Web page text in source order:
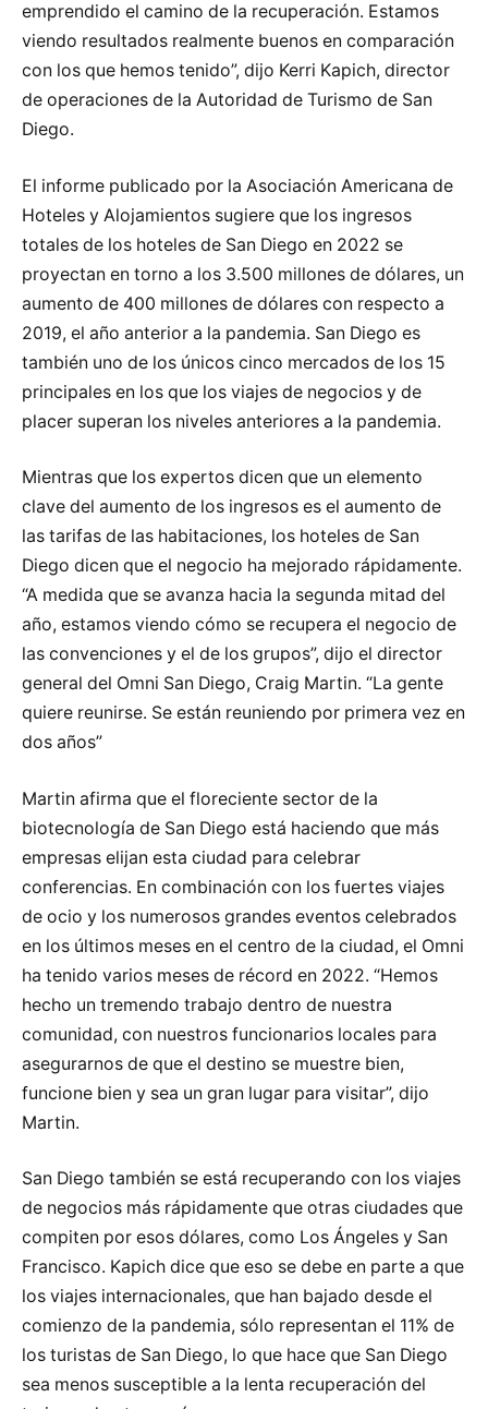
emprendido el camino de la recuperación. Estamos
viendo resultados realmente buenos en comparación
con los que hemos tenido”, dijo Kerri Kapich, director
de operaciones de la Autoridad de Turismo de San
Diego.
El informe publicado por la Asociación Americana de
Hoteles y Alojamientos sugiere que los ingresos
totales de los hoteles de San Diego en 2022 se
proyectan en torno a los 3.500 millones de dólares, un
aumento de 400 millones de dólares con respecto a
2019, el año anterior a la pandemia. San Diego es
también uno de los únicos cinco mercados de los 15
principales en los que los viajes de negocios y de
placer superan los niveles anteriores a la pandemia.
Mientras que los expertos dicen que un elemento
clave del aumento de los ingresos es el aumento de
las tarifas de las habitaciones, los hoteles de San
Diego dicen que el negocio ha mejorado rápidamente.
“A medida que se avanza hacia la segunda mitad del
año, estamos viendo cómo se recupera el negocio de
las convenciones y el de los grupos”, dijo el director
general del Omni San Diego, Craig Martin. “La gente
quiere reunirse. Se están reuniendo por primera vez en
dos años”
Martin afirma que el floreciente sector de la
biotecnología de San Diego está haciendo que más
empresas elijan esta ciudad para celebrar
conferencias. En combinación con los fuertes viajes
de ocio y los numerosos grandes eventos celebrados
en los últimos meses en el centro de la ciudad, el Omni
ha tenido varios meses de récord en 2022. “Hemos
hecho un tremendo trabajo dentro de nuestra
comunidad, con nuestros funcionarios locales para
asegurarnos de que el destino se muestre bien,
funcione bien y sea un gran lugar para visitar”, dijo
Martin.
San Diego también se está recuperando con los viajes
de negocios más rápidamente que otras ciudades que
compiten por esos dólares, como Los Ángeles y San
Francisco. Kapich dice que eso se debe en parte a que
los viajes internacionales, que han bajado desde el
comienzo de la pandemia, sólo representan el 11% de
los turistas de San Diego, lo que hace que San Diego
sea menos susceptible a la lenta recuperación del